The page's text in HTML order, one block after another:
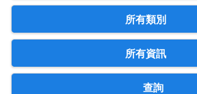
所有類別
所有資訊
查詢